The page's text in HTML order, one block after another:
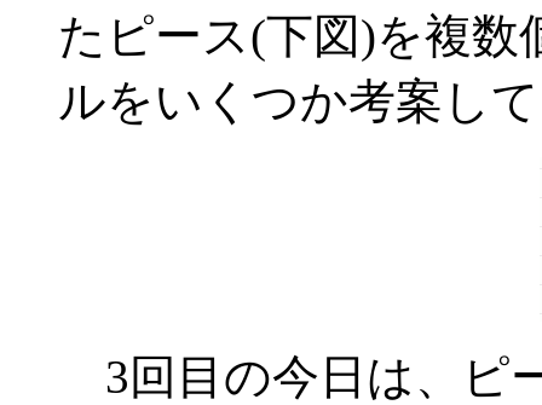
たピース(下図)を複数
ルをいくつか考案し
3回目の今日は、ピ